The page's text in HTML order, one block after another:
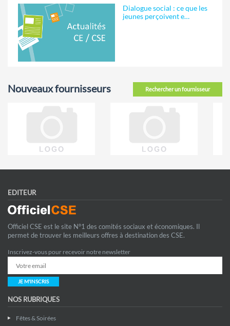
Dialogue social : ce que les
jeunes perçoivent e…
Rechercher un fournisseur
Nouveaux fournisseurs
EDITEUR
Officiel CSE est le site N°1 des comités sociaux et économiques. Il
permet de trouver les meilleurs offres à destination des CSE.
Inscrivez-vous pour recevoir notre newsletter
JE M'INSCRIS
NOS RUBRIQUES
Fêtes & Soirées